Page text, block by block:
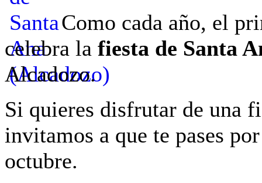
Como cada año, el
celebra la fiesta de Santa
Alcadozo.
Si quieres disfrutar de una
invitamos a que te pases
octubre.